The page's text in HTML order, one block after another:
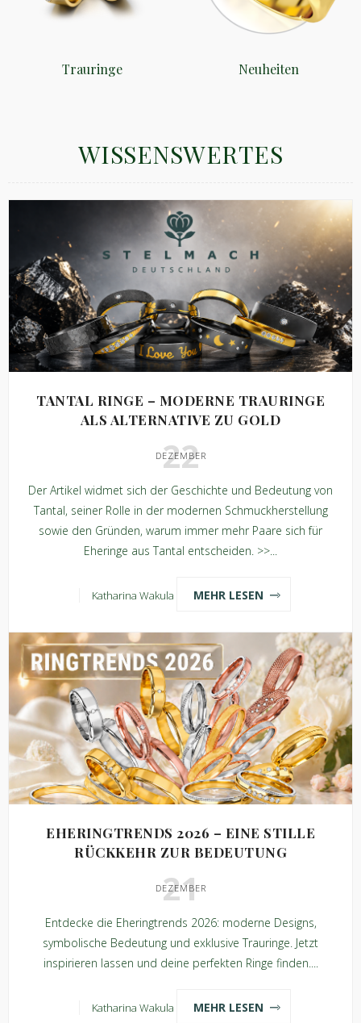
Trauringe Neuheiten
WISSENSWERTES
TANTAL RINGE – MODERNE TRAURINGE
ALS ALTERNATIVE ZU GOLD
22
DEZEMBER
Der Artikel widmet sich der Geschichte und Bedeutung von
Tantal, seiner Rolle in der modernen Schmuckherstellung
sowie den Gründen, warum immer mehr Paare sich für
Eheringe aus Tantal entscheiden. >>...
Katharina Wakula MEHR LESEN
EHERINGTRENDS 2026 – EINE STILLE
RÜCKKEHR ZUR BEDEUTUNG
21
DEZEMBER
Entdecke die Eheringtrends 2026: moderne Designs,
symbolische Bedeutung und exklusive Trauringe. Jetzt
inspirieren lassen und deine perfekten Ringe finden....
Katharina Wakula MEHR LESEN